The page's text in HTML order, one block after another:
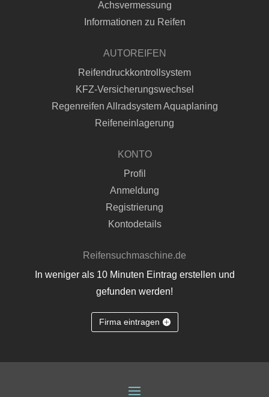
Achsvermessung
Informationen zu Reifen
AUTOREIFEN
Reifendruckkontrollsystem
KFZ-Versicherungswechsel
Regenreifen Allradsystem Aquaplaning
Reifeneinlagerung
KONTO
Profil
Anmeldung
Registrierung
Kontodetails
Reifensuchmaschine.de
In weniger als 10 Minuten Eintrag erstellen und
gefunden werden!
Firma eintragen